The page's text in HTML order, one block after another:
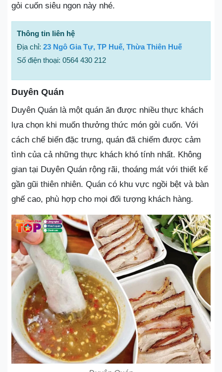
gỏi cuốn siêu ngon này nhé.
Thông tin liên hệ
Địa chỉ: 23 Ngô Gia Tự, TP Huế, Thừa Thiên Huế
Số điện thoại: 0564 430 212
Duyên Quán
Duyên Quán là một quán ăn được nhiều thực khách
lựa chọn khi muốn thưởng thức món gỏi cuốn. Với
cách chế biến đặc trưng, quán đã chiếm được cảm
tình của cả những thực khách khó tính nhất. Không
gian tại Duyên Quán rộng rãi, thoáng mát với thiết kế
gần gũi thiên nhiên. Quán có khu vực ngồi bệt và bàn
ghế cao, phù hợp cho mọi đối tượng khách hàng.